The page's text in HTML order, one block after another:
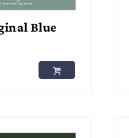
Blue